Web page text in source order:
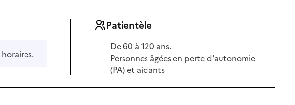
Patientèle
De 60 à 120 ans.
Personnes âgées en perte d'autonomie
(PA) et aidants